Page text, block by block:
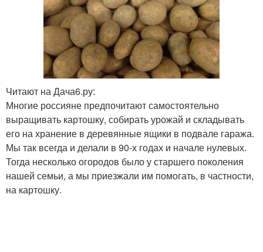
Читают на Дача6.ру:
Многие россияне предпочитают самостоятельно
выращивать картошку, собирать урожай и складывать
его на хранение в деревянные ящики в подвале гаража.
Мы так всегда и делали в 90-х годах и начале нулевых.
Тогда несколько огородов было у старшего поколения
нашей семьи, а мы приезжали им помогать, в частности,
на картошку.